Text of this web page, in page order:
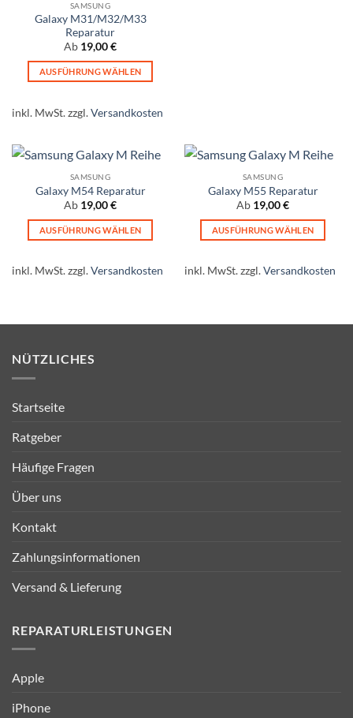
SAMSUNG
Galaxy M31/M32/M33
Reparatur
Ab 19,00€
AUSFÜHRUNG WÄHLEN
Produkt
Varianten
auf.
Die
Optionen
können
auf
Produktseite
inkl. MwSt.zzgl.Versandkosten
SAMSUNG
Galaxy M54 Reparatur
Ab 19,00€
AUSFÜHRUNG WÄHLEN
Produkt
Optionen
werden
inkl. MwSt.zzgl.Versandkosten
SAMSUNG
Galaxy M55 Reparatur
Ab 19,00€
AUSFÜHRUNG WÄHLEN
Produkt
inkl. MwSt.zzgl.Versandkosten
NÜTZLICHES
Startseite
Ratgeber
Häufige Fragen
Über uns
Kontakt
Zahlungsinformationen
Versand & Lieferung
REPARATURLEISTUNGEN
Apple
iPhone